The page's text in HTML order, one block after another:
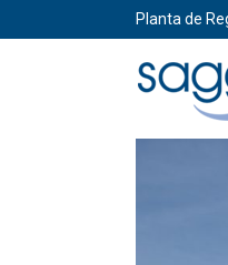
Planta de